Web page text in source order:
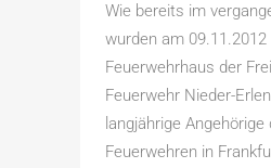
Wie bereits im
wurden am 09.11.2012
Feuerwehrhaus der
Feuerwehr Nieder-
langjährige Angehörige
Feuerwehren in